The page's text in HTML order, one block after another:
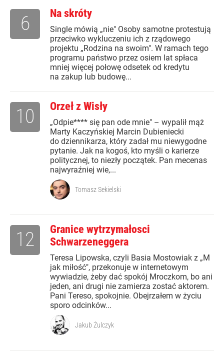
Na skróty
Single mówią „nie" Osoby samotne protestują
przeciwko wykluczeniu ich z rządowego
projektu „Rodzina na swoim". W ramach tego
programu państwo przez osiem lat spłaca
mniej więcej połowę odsetek od kredytu
na zakup lub budowę...
6
Orzeł z Wisły
„Odpie**** się pan ode mnie" – wypalił mąż
Marty Kaczyńskiej Marcin Dubieniecki
do dziennikarza, który zadał mu niewygodne
pytanie. Jak na kogoś, kto myśli o karierze
politycznej, to niezły początek. Pan mecenas
najwyraźniej wie,...
10
Tomasz Sekielski
Granice wytrzymałosci
Schwarzeneggera
Teresa Lipowska, czyli Basia Mostowiak z „M
jak miłość", przekonuje w internetowym
wywiadzie, żeby dać spokój Mroczkom, bo ani
jeden, ani drugi nie zamierza zostać aktorem.
Pani Tereso, spokojnie. Obejrzałem w życiu
sporo odcinków...
12
Jakub Żulczyk